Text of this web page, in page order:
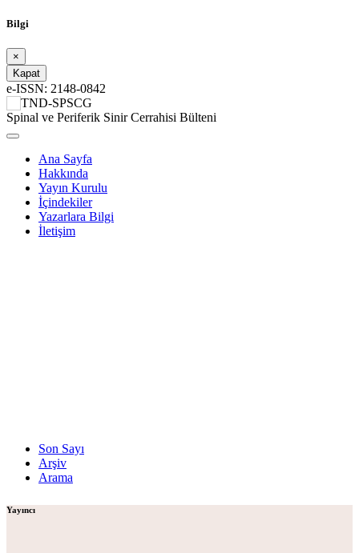
Bilgi
×
Kapat
e-ISSN: 2148-0842
TND-SPSCG
Spinal ve Periferik Sinir Cerrahisi Bülteni
Ana Sayfa
Hakkında
Yayın Kurulu
İçindekiler
Yazarlara Bilgi
İletişim
Son Sayı
Arşiv
Arama
Yayıncı